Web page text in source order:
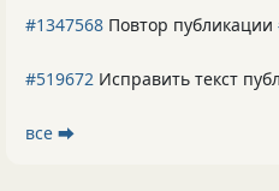
#1347568 Повтор публикации
#519672 Исправить текст
все ⮕